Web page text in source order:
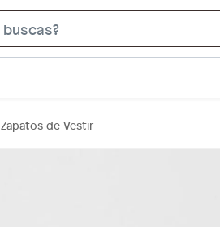
Zapatos de Vestir